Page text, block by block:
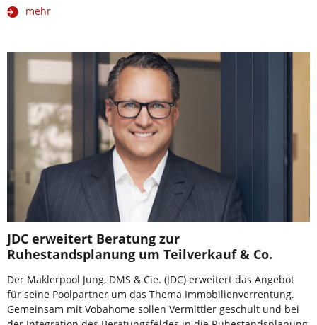
mehr
JDC erweitert Beratung zur
Ruhestandsplanung um Teilverkauf & Co.
Der Maklerpool Jung, DMS & Cie. (JDC) erweitert das Angebot
für seine Poolpartner um das Thema Immobilienverrentung.
Gemeinsam mit Vobahome sollen Vermittler geschult und bei